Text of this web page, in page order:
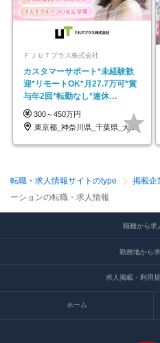
ＦＪＵＴプラス株式会社
カスタマーサポート*未経験歓
迎*リモートOK*月27.7万可*賞
与年2回*転勤なし*連休
OK/ZE010232
300～450万円
東京都_神奈川県_千葉県_大阪府_愛知県…
転職・求人情報サイトのtype 掲載企
ーションの転職・求人情報
職種から求
勤務地から
求人掲載・利用
ホーム